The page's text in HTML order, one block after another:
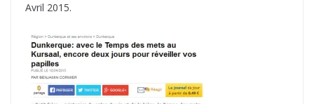
Avril 2015.